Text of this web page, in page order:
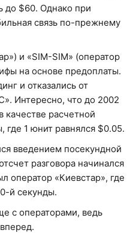
до $60. Однако при
связь по-прежнему
и «SIM-SIM» (оператор
на основе предоплаты.
и отказались от
Интересно, что до 2002
качестве расчетной
1 юнит равнялся $0.05.
введением посекундной
разговора начинался
оператор «Киевстар», где
й секунды.
с операторами, ведь